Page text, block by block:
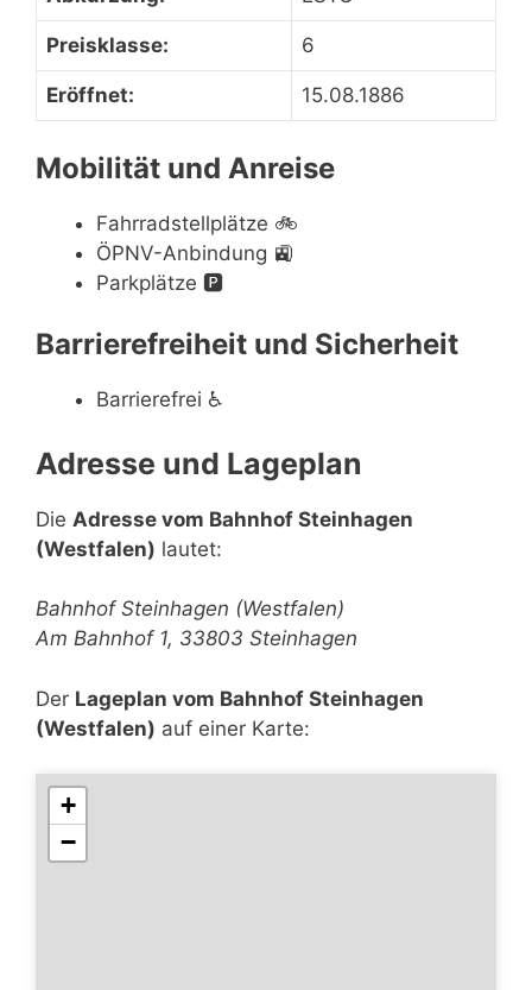
Preisklasse: 6
Eröffnet: 15.08.1886
Mobilität und Anreise
Fahrradstellplätze 🚲
ÖPNV-Anbindung 🚉
Parkplätze 🅿️
Barrierefreiheit und Sicherheit
Barrierefrei ♿
Adresse und Lageplan
Die Adresse vom Bahnhof Steinhagen
(Westfalen) lautet:
Bahnhof Steinhagen (Westfalen)
Am Bahnhof 1, 33803 Steinhagen
Der Lageplan vom Bahnhof Steinhagen
(Westfalen) auf einer Karte:
+
−